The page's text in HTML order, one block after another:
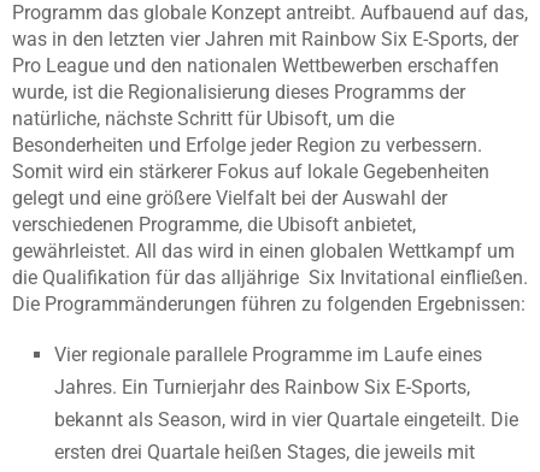
Programm das globale Konzept antreibt. Aufbauend auf das,
was in den letzten vier Jahren mit Rainbow Six E-Sports, der
Pro League und den nationalen Wettbewerben erschaffen
wurde, ist die Regionalisierung dieses Programms der
natürliche, nächste Schritt für Ubisoft, um die
Besonderheiten und Erfolge jeder Region zu verbessern.
Somit wird ein stärkerer Fokus auf lokale Gegebenheiten
gelegt und eine größere Vielfalt bei der Auswahl der
verschiedenen Programme, die Ubisoft anbietet,
gewährleistet. All das wird in einen globalen Wettkampf um
die Qualifikation für das alljährige Six Invitational einfließen.
Die Programmänderungen führen zu folgenden Ergebnissen:
Vier regionale parallele Programme im Laufe eines
Jahres. Ein Turnierjahr des Rainbow Six E-Sports,
bekannt als Season, wird in vier Quartale eingeteilt. Die
ersten drei Quartale heißen Stages, die jeweils mit